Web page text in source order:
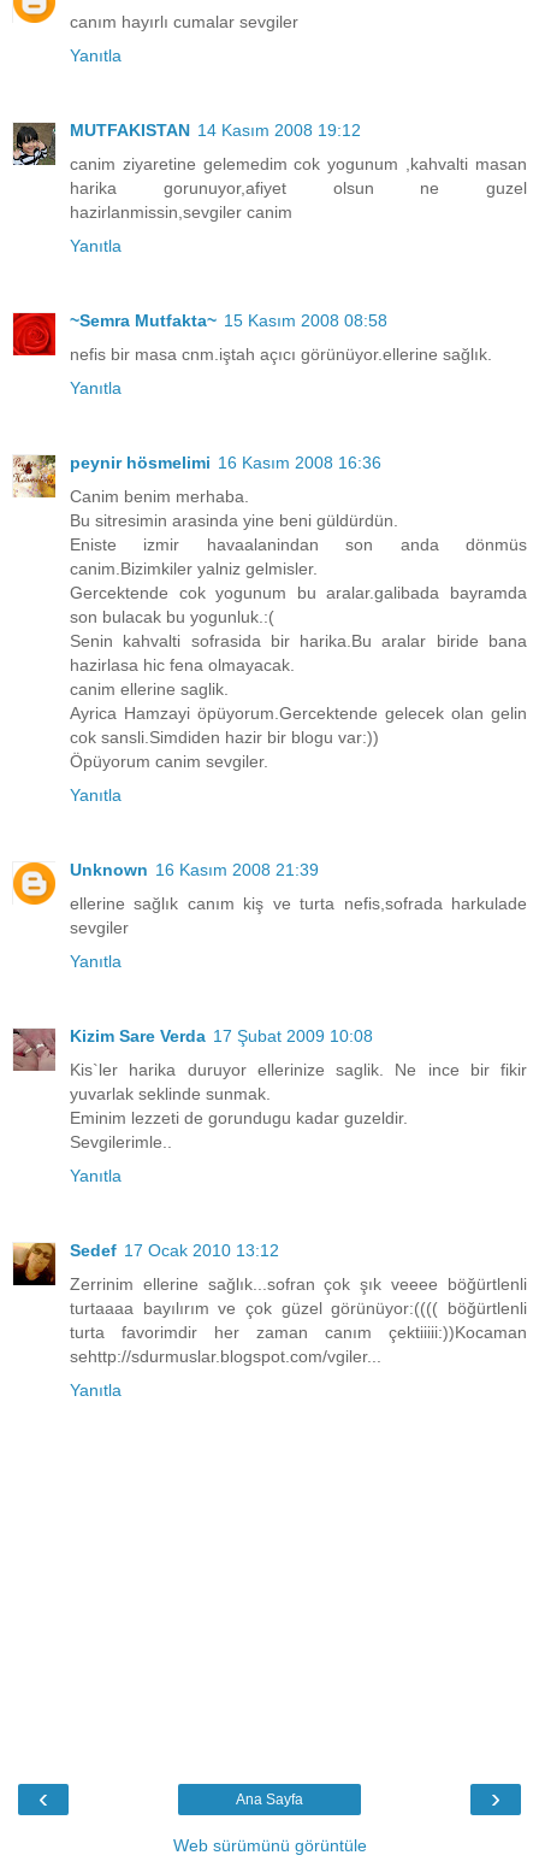
canım hayırlı cumalar sevgiler
Yanıtla
MUTFAKISTAN 14 Kasım 2008 19:12
canim ziyaretine gelemedim cok yogunum ,kahvalti masan
harika gorunuyor,afiyet olsun ne guzel
hazirlanmissin,sevgiler canim
Yanıtla
~Semra Mutfakta~ 15 Kasım 2008 08:58
nefis bir masa cnm.iştah açıcı görünüyor.ellerine sağlık.
Yanıtla
peynir hösmelimi 16 Kasım 2008 16:36
Canim benim merhaba.
Bu sitresimin arasinda yine beni güldürdün.
Eniste izmir havaalanindan son anda dönmüs
canim.Bizimkiler yalniz gelmisler.
Gercektende cok yogunum bu aralar.galibada bayramda
son bulacak bu yogunluk.:(
Senin kahvalti sofrasida bir harika.Bu aralar biride bana
hazirlasa hic fena olmayacak.
canim ellerine saglik.
Ayrica Hamzayi öpüyorum.Gercektende gelecek olan gelin
cok sansli.Simdiden hazir bir blogu var:))
Öpüyorum canim sevgiler.
Yanıtla
Unknown 16 Kasım 2008 21:39
ellerine sağlık canım kiş ve turta nefis,sofrada harkulade
sevgiler
Yanıtla
Kizim Sare Verda 17 Şubat 2009 10:08
Kis`ler harika duruyor ellerinize saglik. Ne ince bir fikir
yuvarlak seklinde sunmak.
Eminim lezzeti de gorundugu kadar guzeldir.
Sevgilerimle..
Yanıtla
Sedef 17 Ocak 2010 13:12
Zerrinim ellerine sağlık...sofran çok şık veeee böğürtlenli
turtaaaa bayılırım ve çok güzel görünüyor:(((( böğürtlenli
turta favorimdir her zaman canım çektiiiii:))Kocaman
sehttp://sdurmuslar.blogspot.com/vgiler...
Yanıtla
‹ ›
Ana Sayfa
Web sürümünü görüntüle